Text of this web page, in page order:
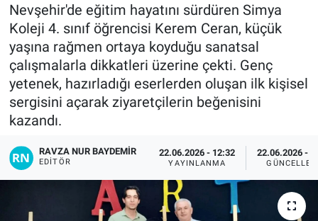
Nevşehir'de eğitim hayatını sürdüren Simya
Koleji 4. sınıf öğrencisi Kerem Ceran, küçük
yaşına rağmen ortaya koyduğu sanatsal
çalışmalarla dikkatleri üzerine çekti. Genç
yetenek, hazırladığı eserlerden oluşan ilk kişisel
sergisini açarak ziyaretçilerin beğenisini
kazandı.
RAVZA NUR BAYDEMIR
EDITÖR
22.06.2026 - 12:32
YAYINLANMA
22.06.2026 -
Kapadokya
Turizm
Kültür - Sanat
VEFATLAR
Son Dakika Haberleri
Haber Arşivi